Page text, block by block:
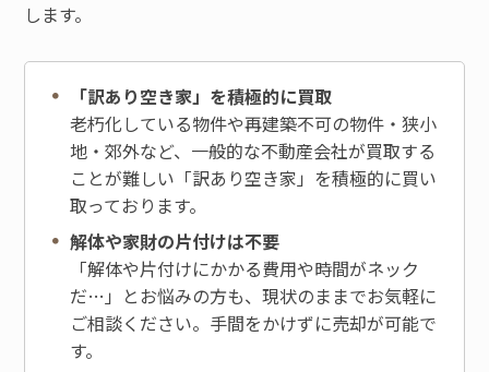
します。
「訳あり空き家」を積極的に買取
老朽化している物件や再建築不可の物件・狭小
地・郊外など、一般的な不動産会社が買取する
ことが難しい「訳あり空き家」を積極的に買い
取っております。
解体や家財の片付けは不要
「解体や片付けにかかる費用や時間がネック
だ…」とお悩みの方も、現状のままでお気軽に
ご相談ください。手間をかけずに売却が可能で
す。